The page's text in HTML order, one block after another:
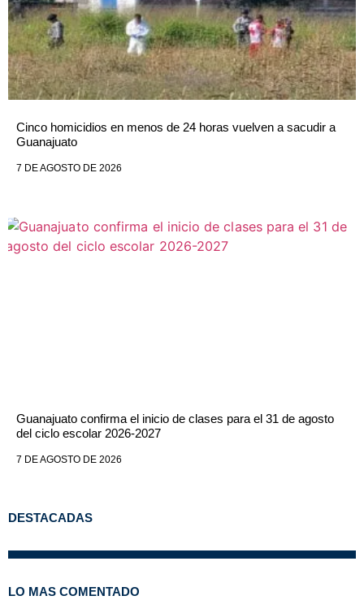
Cinco homicidios en menos de 24 horas vuelven a sacudir a
Guanajuato
7 DE AGOSTO DE 2026
Guanajuato confirma el inicio de clases para el 31 de agosto
del ciclo escolar 2026-2027
7 DE AGOSTO DE 2026
DESTACADAS
LO MAS COMENTADO